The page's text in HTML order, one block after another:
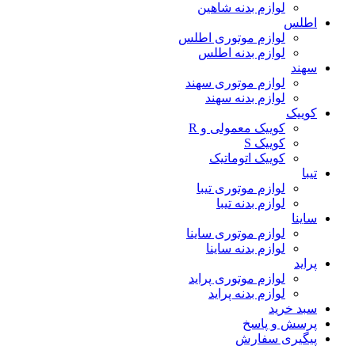
لوازم بدنه شاهین
اطلس
لوازم موتوری اطلس
لوازم بدنه اطلس
سهند
لوازم موتوری سهند
لوازم بدنه سهند
کوییک
کوییک معمولی و R
کوییک S
کوییک اتوماتیک
تیبا
لوازم موتوری تیبا
لوازم بدنه تیبا
ساینا
لوازم موتوری ساینا
لوازم بدنه ساینا
پراید
لوازم موتوری پراید
لوازم بدنه پراید
سبد خرید
پرسش و پاسخ
پیگیری سفارش